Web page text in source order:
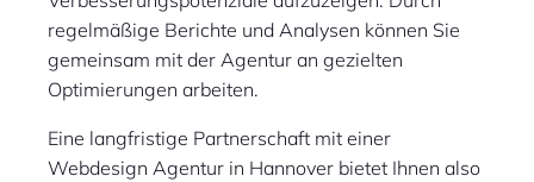
regelmäßige Berichte und Analysen können Sie
gemeinsam mit der Agentur an gezielten
Optimierungen arbeiten.
Eine langfristige Partnerschaft mit einer
Webdesign Agentur in Hannover bietet Ihnen also